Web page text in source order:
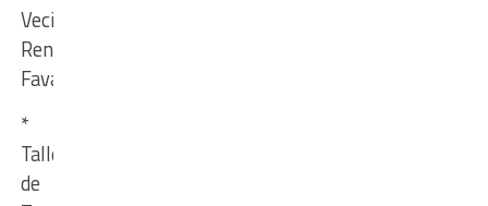
Vecinal
René
Favaloro.
*
Taller
de